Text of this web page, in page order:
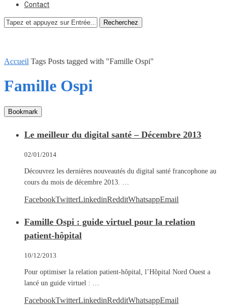
Contact
Recherchez
Accueil Tags Posts tagged with "Famille Ospi"
Famille Ospi
Bookmark
Le meilleur du digital santé – Décembre 2013
02/01/2014
Découvrez les dernières nouveautés du digital santé francophone au
cours du mois de décembre 2013. …
FacebookTwitterLinkedinRedditWhatsappEmail
Famille Ospi : guide virtuel pour la relation
patient-hôpital
10/12/2013
Pour optimiser la relation patient-hôpital, l’Hôpital Nord Ouest a
lancé un guide virtuel : …
FacebookTwitterLinkedinRedditWhatsappEmail